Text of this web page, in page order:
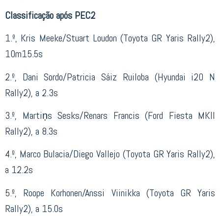
Classificação após PEC2
1.º, Kris Meeke/Stuart Loudon (Toyota GR Yaris Rally2),
10m15.5s
2.º, Dani Sordo/Patricia Sáiz Ruiloba (Hyundai i20 N
Rally2), a 2.3s
3.º, Martiņs Sesks/Renars Francis (Ford Fiesta MKII
Rally2), a 8.3s
4.º, Marco Bulacia/Diego Vallejo (Toyota GR Yaris Rally2),
a 12.2s
5.º, Roope Korhonen/Anssi Viinikka (Toyota GR Yaris
Rally2), a 15.0s